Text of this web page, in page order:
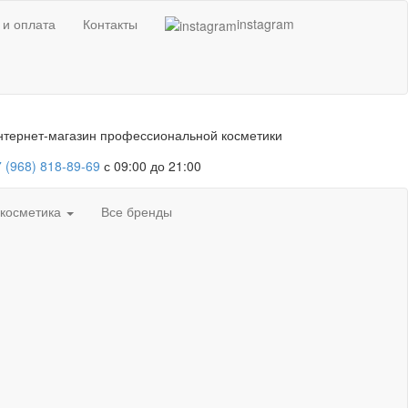
оплата Контакты instagram
магазин профессиональной косметики
(968) 818-89-69 с 09:00 до 21:00
Все бренды